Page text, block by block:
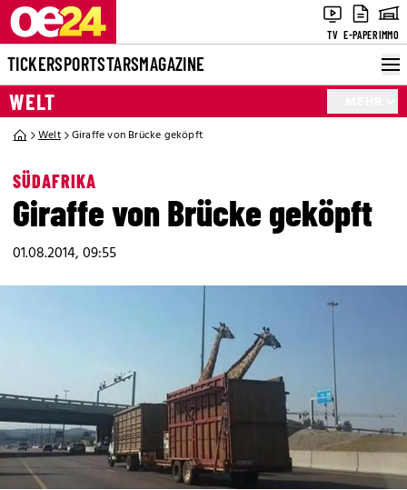
TV E-PAPERIMMO
TICKERSPORTSTARSMAGAZINE
WELT
Welt Giraffe von Brücke geköpft
SÜDAFRIKA
Giraffe von Brücke geköpft
01.08.2014, 09:55